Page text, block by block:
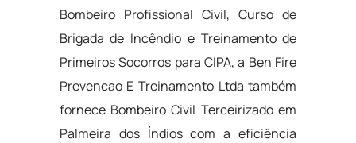
Bombeiro Profissional Civil, Curso de
Brigada de Incêndio e Treinamento de
Primeiros Socorros para CIPA, a Ben Fire
Prevencao E Treinamento Ltda também
fornece Bombeiro Civil Terceirizado em
Palmeira dos Índios com a eficiência